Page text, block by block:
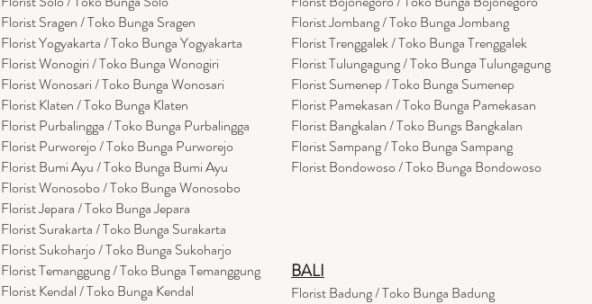
Florist Sragen / Toko Bunga Sragen
Florist Yogyakarta / Toko Bunga Yogyakarta
Florist Wonogiri / Toko Bunga Wonogiri
Florist Wonosari / Toko Bunga Wonosari
Florist Klaten / Toko Bunga Klaten
Florist Purbalingga / Toko Bunga Purbalingga
Florist Purworejo / Toko Bunga Purworejo
Florist Bumi Ayu / Toko Bunga Bumi Ayu
Florist Wonosobo / Toko Bunga Wonosobo
Florist Jepara / Toko Bunga Jepara
Florist Surakarta / Toko Bunga Surakarta
Florist Sukoharjo / Toko Bunga Sukoharjo
Florist Temanggung / Toko Bunga Temanggung
Florist Kendal / Toko Bunga Kendal
Florist Jombang / Toko Bunga Jombang
Florist Trenggalek / Toko Bunga Trenggalek
Florist Tulungagung / Toko Bunga Tulungagung
Florist Sumenep / Toko Bunga Sumenep
Florist Pamekasan / Toko Bunga Pamekasan
Florist Bangkalan / Toko Bungs Bangkalan
Florist Sampang / Toko Bunga Sampang
Florist Bondowoso / Toko Bunga Bondowoso
BALI
Florist Badung / Toko Bunga Badung